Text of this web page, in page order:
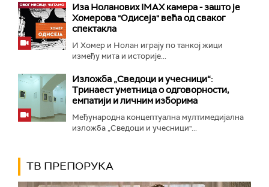
Иза Ноланових IMAX камера - зашто је
Хомерова "Одисеја" већа од сваког
спектакла
И Хомер и Нолан играју по танкој жици
између мита и историје...
Изложба „Сведоци и учесници“:
Тринаест уметница о одговорности,
емпатији и личним изборима
Међународна концептуална мултимедијална
изложба „Сведоци и учесници"...
ТВ ПРЕПОРУКА